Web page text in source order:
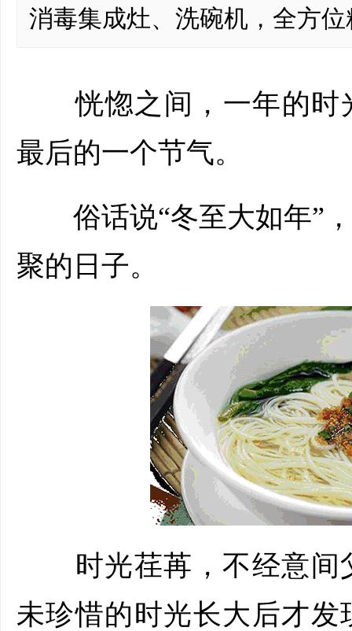
消毒集成灶、洗碗机，全方
恍惚之间，一年的时
最后的一个节气。
俗话说“冬至大如年”，
聚的日子。
时光荏苒，不经意间
未珍惜的时光长大后才